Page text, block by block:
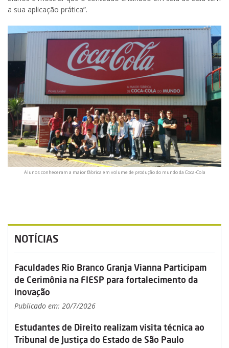
a sua aplicação prática”.
Alunos conheceram a maior fábrica em volume de produção do mundo da Coca-Cola
NOTÍCIAS
Faculdades Rio Branco Granja Vianna Participam
de Cerimônia na FIESP para fortalecimento da
inovação
Publicado em: 20/7/2026
Estudantes de Direito realizam visita técnica ao
Tribunal de Justiça do Estado de São Paulo